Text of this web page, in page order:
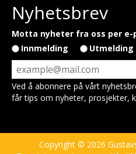
Nyhetsbrev
Motta nyheter fra oss per e-
Innmelding
Utmelding
Ved å abonnere på vårt
får tips om nyheter, prosjekter,
Copyright © 2026